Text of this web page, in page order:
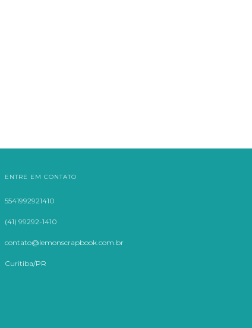
ENTRE EM CONTATO
5541992921410
(41) 99292-1410
contato@lemonscrapbook.com.br
Curitiba/PR